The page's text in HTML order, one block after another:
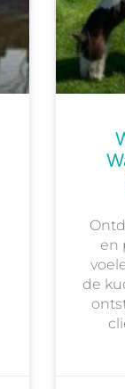
en
de